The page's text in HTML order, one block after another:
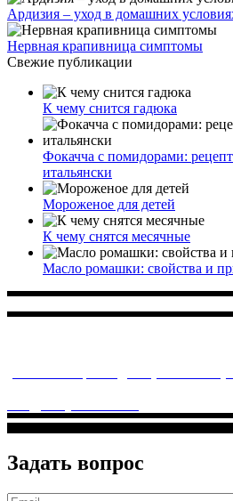
Ардизия – уход в домашних
Нервная крапивница симптомы
Свежие публикации
К чему снится гадюка
Фокачча с помидорами:
итальянски
Мороженое для детей
К чему снятся месячные
Масло ромашки: свойства и
Задать вопрос